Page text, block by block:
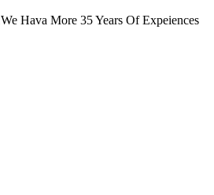
We Hava More 35 Years Of Expeiences